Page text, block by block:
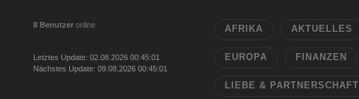
8 Benutzer online
Letztes Update: 02.08.2026 00:45:01
Nächstes Update: 09.08.2026 00:45:01
AFRIKA AKTUELLES
EUROPA FINANZEN
LIEBE & PARTNERSCHAFT